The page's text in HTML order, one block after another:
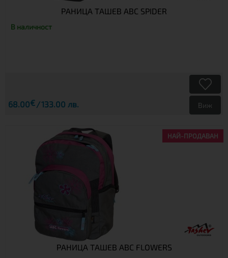
РАНИЦА ТАШЕВ ABC SPIDER
В наличност
68.00€ 133.00 лв. Виж
НАЙ-ПРОДАВАН
РАНИЦА TАШЕВ ABC FLOWERS